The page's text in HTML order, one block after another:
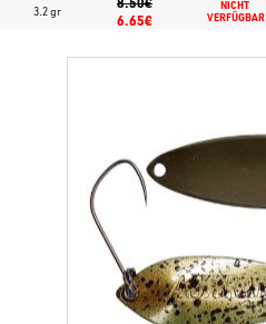
3.2 gr
6.65€
NICHT
VERFÜGBAR